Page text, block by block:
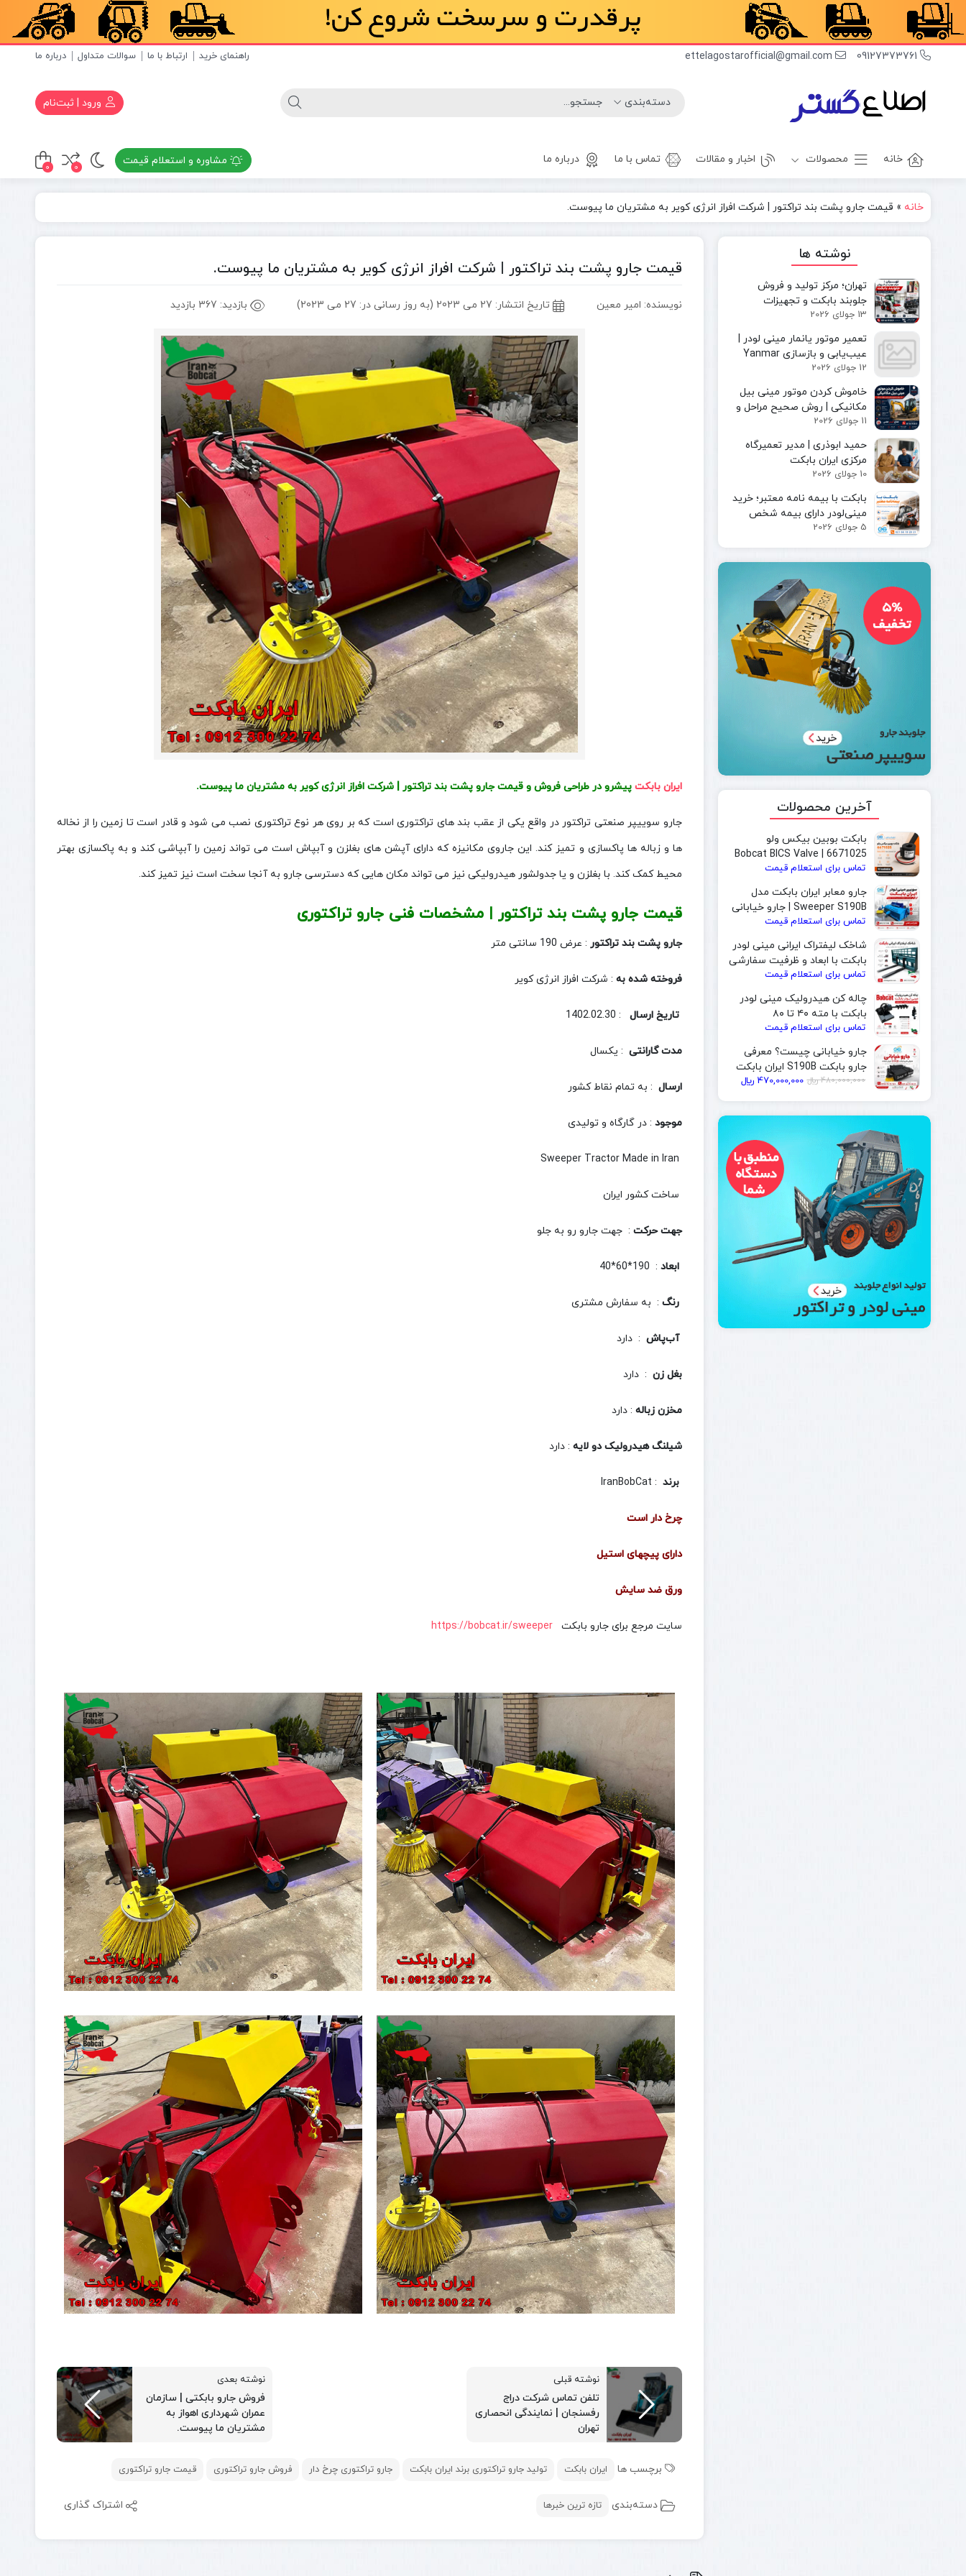
راهنمای خرید ارتباط با ما سوالات متداول درباره ما 09127373761
ettelagostarofficial@gmail.com
ورود | ثبت‌نام
خانه محصولات
مکانیکی
مینی بیل
مکانیکی
بابکت
بابکت
فوریوز
بابکت
دراج
رفسنجان
غلطک
آسفالت
جلوبند چاله
بابکت
اخبار و مقالات تماس با ما درباره ما مشاوره و استعلام قیمت 0
0
خانه » قیمت جارو پشت بند تراکتور | شرکت افراز انرژی کویر به مشتریان ما پیوست.
قیمت جارو پشت بند تراکتور | شرکت افراز انرژی کویر به مشتریان ما پیوست.
نویسنده: امیر معین تاریخ انتشار: 27 می 2023 (به روز رسانی در: 27 می 2023) بازدید: 367 بازدید
ایران بابکت پیشرو در طراحی فروش و قیمت جارو پشت بند تراکتور | شرکت افراز انرژی کویر به مشتریان ما پیوست.
جارو سوییپر صنعتی تراکتور در واقع یکی از عقب بند های تراکتوری است که بر روی هر نوع تراکتوری نصب می شود و قادر است تا زمین را از نخاله
ها و زباله ها پاکسازی و تمیز کند. این جاروی مکانیزه که دارای آپشن های بغلزن و آبپاش است می تواند زمین را آبپاشی کند و به پاکسازی بهتر
محیط کمک کند. با بغلزن و یا جدولشور هیدرولیکی نیز می تواند مکان هایی که دسترسی جارو به آنجا سخت است نیز تمیز کند.
قیمت جارو پشت بند تراکتور | مشخصات فنی جارو تراکتوری
جارو پشت بند تراکتور : عرض 190 سانتی متر
فروخته شده به : شرکت افراز انرژی کویر
تاریخ ارسال : 1402.02.30
مدت گارانتی : یکسال
ارسال : به تمام نقاط کشور
موجود : در گارگاه و تولیدی
ساخت کشور ایران
جهت حرکت : جهت جارو رو به جلو
ابعاد : 190*60*40
رنگ : به سفارش مشتری
آب‌پاش : دارد
بغل زن : دارد
مخزن زباله : دارد
شیلنگ هیدرولیک دو لایه : دارد
برند : IranBobCat
چرخ دار است
دارای پیچهای استیل
ورق ضد سایش
سایت مرجع برای جارو بابکتhttps://bobcat.ir/sweeper
نوشته قبلی
تلفن تماس شرکت دراج
رفسنجان | نمایندگی انحصاری
تهران
نوشته بعدی
فروش جارو بابکتی | سازمان
عمران شهرداری اهواز به
مشتریان ما پیوست.
برچسب ها ایران بابکت تولید جارو تراکتوری برند ایران بابکت جارو تراکتوری چرخ دار فروش جارو تراکتوری قیمت جارو تراکتوری
دسته‌بندی تازه ترین خبرها اشتراک گذاری
نوشته ها
تهران؛ مرکز تولید و فروش
جلوبند بابکت و تجهیزات
مینی‌لودر در ایران
13 جولای 2026
تعمیر موتور یانمار مینی لودر |
عیب‌یابی و بازسازی Yanmar
Engine
12 جولای 2026
خاموش کردن موتور مینی بیل
مکانیکی | روش صحیح مراحل و
ایمن توقف دستگاه
11 جولای 2026
حمید ابوذری | مدیر تعمیرگاه
مرکزی ایران بابکت
10 جولای 2026
بابکت با بیمه‌ نامه معتبر؛ خرید
مینی‌لودر دارای بیمه شخص
ثالث و بیمه بدنه ماشین‌آلات
5 جولای 2026
آخرین محصولات
بابکت بوبین بیکس ولو
6671025 | Bobcat BICS Valve
Solenoid Coil
تماس برای استعلام قیمت
جارو معابر ایران بابکت مدل
Sweeper S190B | جارو خیابانی
و جارو بابکت مخصوص شهرداری
تماس برای استعلام قیمت
شاخک لیفتراک ایرانی مینی لودر
بابکت با ابعاد و ظرفیت سفارشی
| ایران بابکت
تماس برای استعلام قیمت
چاله کن هیدرولیک مینی لودر
بابکت با مته ۴۰ تا ۸۰
سانتی‌متر | ایران بابکت
تماس برای استعلام قیمت
جارو خیابانی چیست؟ معرفی
جارو بابکت S190B ایران بابکت
480,000,000﷼
قیمت
470,000,000 ﷼
قیمت